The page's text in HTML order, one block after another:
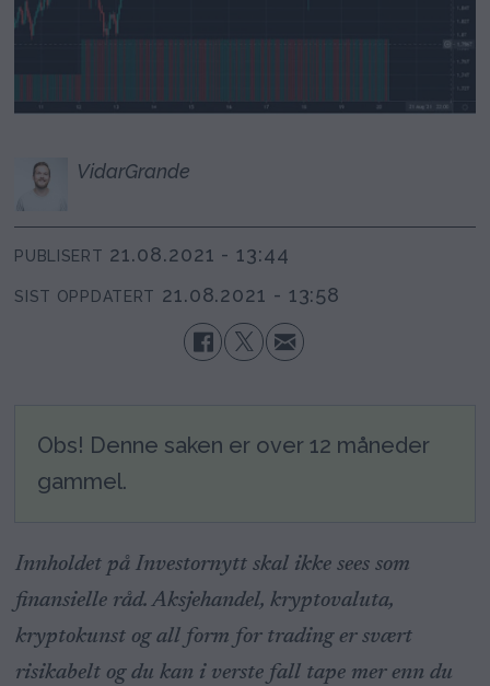
VidarGrande
PUBLISERT 21.08.2021 - 13:44
SIST OPPDATERT 21.08.2021 - 13:58
Obs! Denne saken er over 12 måneder
gammel.
Innholdet på Investornytt skal ikke sees som
finansielle råd. Aksjehandel, kryptovaluta,
kryptokunst og all form for trading er svært
risikabelt og du kan i verste fall tape mer enn du